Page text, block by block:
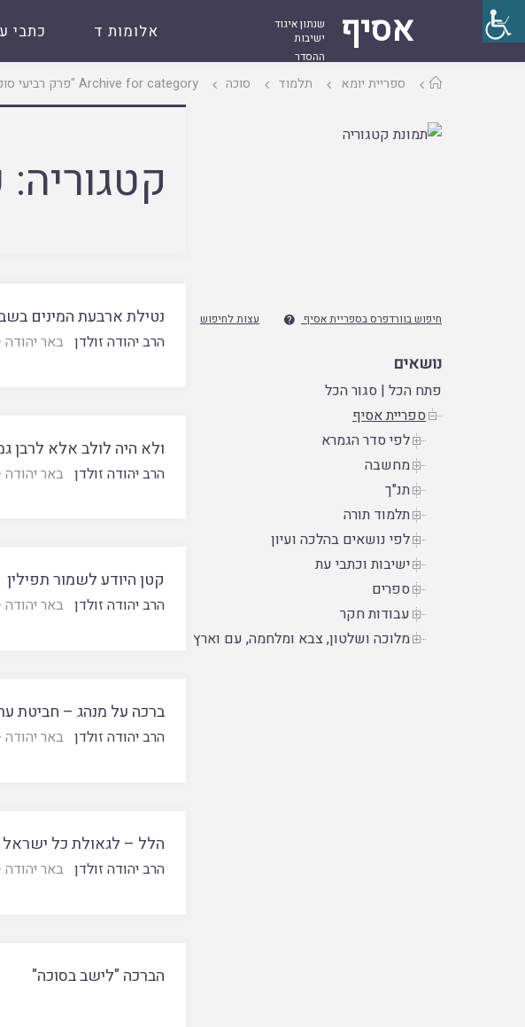
אסיף
שנתון איגוד
ישיבות
ההסדר
אלומות ד כתבי
עמודספריית יומא תלמוד סוכה Archive for category "פרק רביעי סוכה"
חיפוש בוורדפרס בספריית אסיף  עצות לחיפוש
נושאים
פתח הכל |סגור הכל
ספריית אסיף
לפי סדר הגמרא
מחשבה
תנ"ך
תלמוד תורה
לפי נושאים בהלכה ועיון
ישיבות וכתבי עת
ספרים
עבודות חקר
מלוכה ושלטון, צבא ומלחמה, עם וארץ
קטגוריה:
נטילת ארבעת המינים
הרב יהודה זולדן באר
ולא היה לולב אלא לרבן
הרב יהודה זולדן באר
קטן היודע לשמור תפילין
הרב יהודה זולדן באר
ברכה על מנהג – חביטת
הרב יהודה זולדן באר
הלל – לגאולת כל ישראל
הרב יהודה זולדן באר
הברכה "לישב בסוכה"